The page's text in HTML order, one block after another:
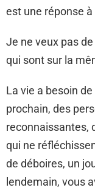
est une réponse
Je ne veux pas
qui sont sur la
La vie a besoin
prochain, des
reconnaissantes,
qui ne
de déboires, un
lendemain, vous